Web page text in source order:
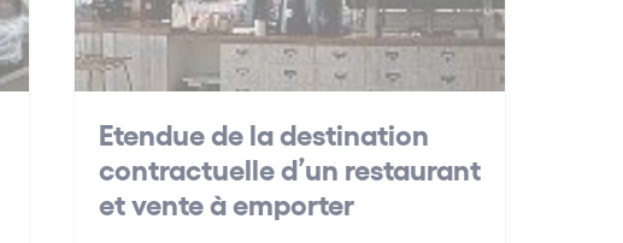
Etendue de la destination
contractuelle d’un restaurant
et vente à emporter